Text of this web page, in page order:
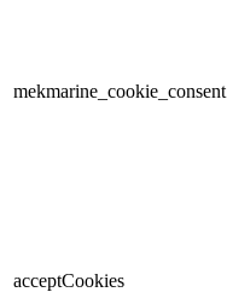
mekmarine_cookie_consent
acceptCookies